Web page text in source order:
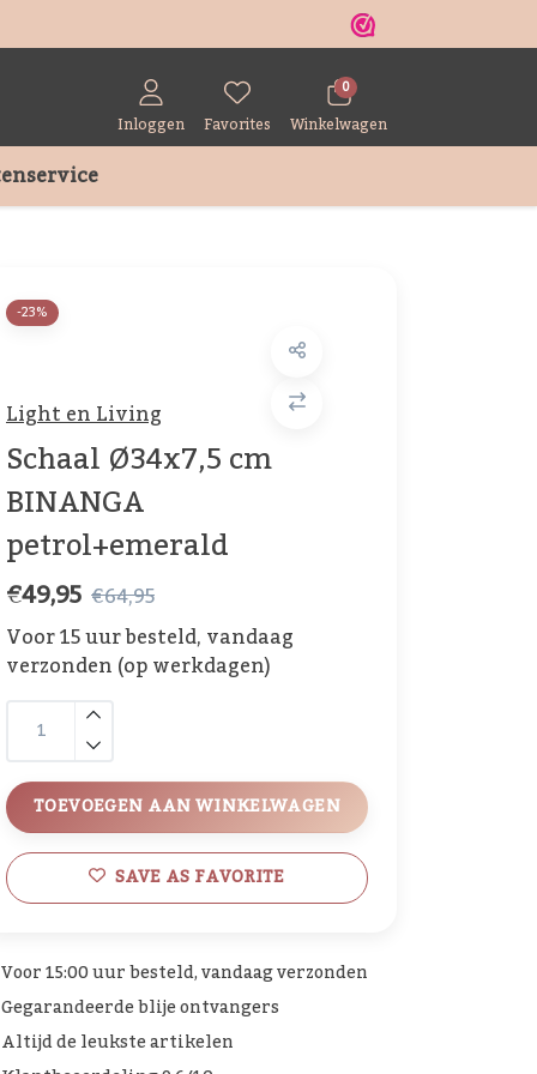
Inloggen Favorites
0
Winkelwagen
-23%
Light en Living
Schaal Ø34x7,5 cm
BINANGA
petrol+emerald
€49,95 €64,95
Voor 15 uur besteld, vandaag
verzonden (op werkdagen)
TOEVOEGEN AAN WINKELWAGEN
SAVE AS FAVORITE
Voor 15:00 uur besteld, vandaag verzonden
Gegarandeerde blije ontvangers
Altijd de leukste artikelen